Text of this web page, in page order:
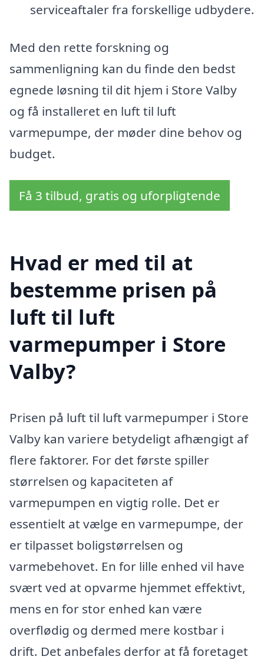
serviceaftaler fra forskellige udbydere.
Med den rette forskning og
sammenligning kan du finde den bedst
egnede løsning til dit hjem i Store Valby
og få installeret en luft til luft
varmepumpe, der møder dine behov og
budget.
Få 3 tilbud, gratis og uforpligtende
Hvad er med til at
bestemme prisen på
luft til luft
varmepumper i Store
Valby?
Prisen på luft til luft varmepumper i Store
Valby kan variere betydeligt afhængigt af
flere faktorer. For det første spiller
størrelsen og kapaciteten af
varmepumpen en vigtig rolle. Det er
essentielt at vælge en varmepumpe, der
er tilpasset boligstørrelsen og
varmebehovet. En for lille enhed vil have
svært ved at opvarme hjemmet effektivt,
mens en for stor enhed kan være
overflødig og dermed mere kostbar i
drift. Det anbefales derfor at få foretaget